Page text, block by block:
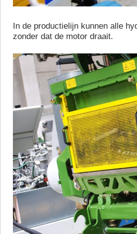
In de productielijn kunnen alle
zonder dat de motor draait.